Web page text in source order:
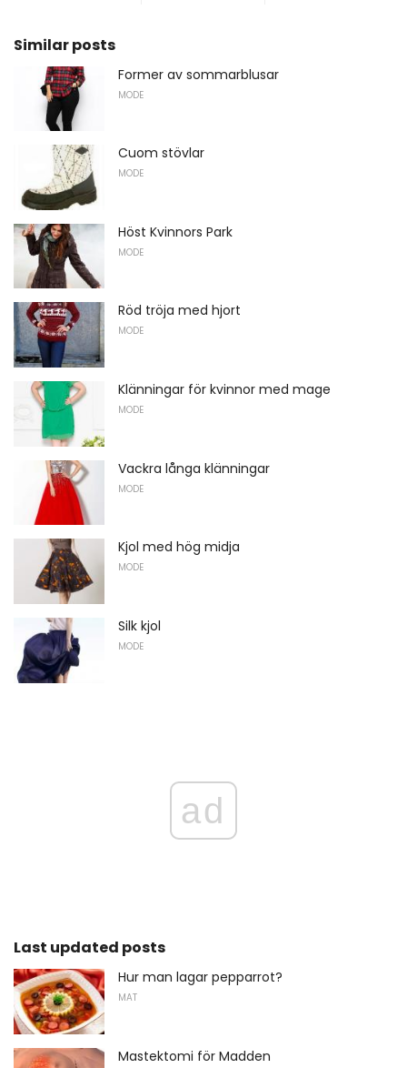
Similar posts
Former av sommarblusar
MODE
Cuom stövlar
MODE
Höst Kvinnors Park
MODE
Röd tröja med hjort
MODE
Klänningar för kvinnor med mage
MODE
Vackra långa klänningar
MODE
Kjol med hög midja
MODE
Silk kjol
MODE
ad
Last updated posts
Hur man lagar pepparrot?
MAT
Mastektomi för Madden